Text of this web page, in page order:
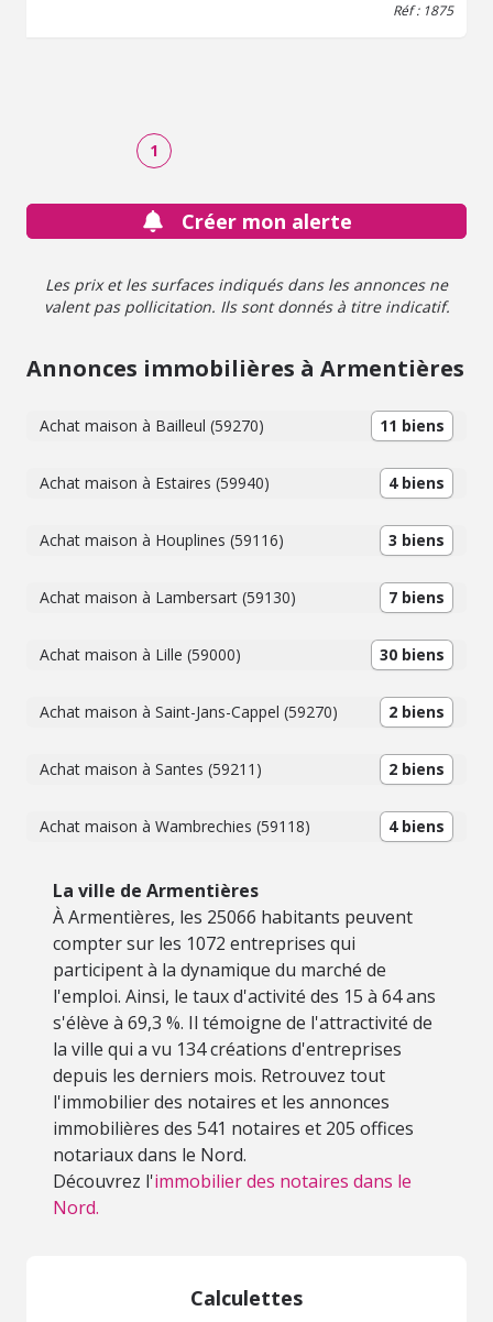
Réf : 1875
1
Créer mon alerte
Les prix et les surfaces indiqués dans les annonces ne
valent pas pollicitation. Ils sont donnés à titre indicatif.
Annonces immobilières à Armentières
Achat maison à Bailleul (59270) 11 biens
Achat maison à Estaires (59940) 4 biens
Achat maison à Houplines (59116) 3 biens
Achat maison à Lambersart (59130) 7 biens
Achat maison à Lille (59000) 30 biens
Achat maison à Saint-Jans-Cappel (59270) 2 biens
Achat maison à Santes (59211) 2 biens
Achat maison à Wambrechies (59118) 4 biens
La ville de Armentières
À Armentières, les 25066 habitants peuvent
compter sur les 1072 entreprises qui
participent à la dynamique du marché de
l'emploi. Ainsi, le taux d'activité des 15 à 64 ans
s'élève à 69,3 %. Il témoigne de l'attractivité de
la ville qui a vu 134 créations d'entreprises
depuis les derniers mois. Retrouvez tout
l'immobilier des notaires et les annonces
immobilières des 541 notaires et 205 offices
notariaux dans le Nord.
Découvrez l'immobilier des notaires dans le
Nord.
Calculettes